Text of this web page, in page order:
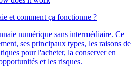
et comment ça fonctionne ?
numérique sans intermédiaire. Ce
ses principaux types, les raisons de
pour l'acheter, la conserver en
et les risques.